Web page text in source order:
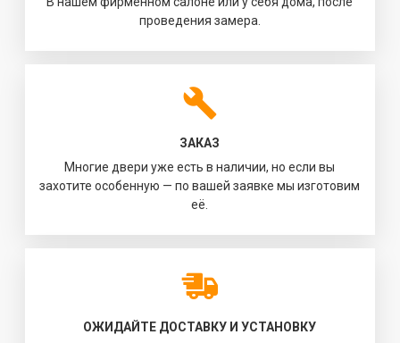
проведения замера.
ЗАКАЗ
Многие двери уже есть в наличии, но если вы
захотите особенную — по вашей заявке мы изготовим
её.
ОЖИДАЙТЕ ДОСТАВКУ И УСТАНОВКУ